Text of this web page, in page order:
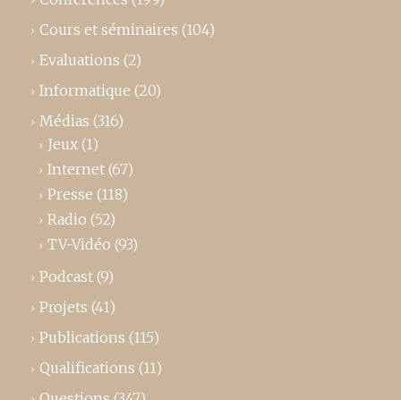
Cours et séminaires (104)
Evaluations (2)
Informatique (20)
Médias (316)
Jeux (1)
Internet (67)
Presse (118)
Radio (52)
TV-Vidéo (93)
Podcast (9)
Projets (41)
Publications (115)
Qualifications (11)